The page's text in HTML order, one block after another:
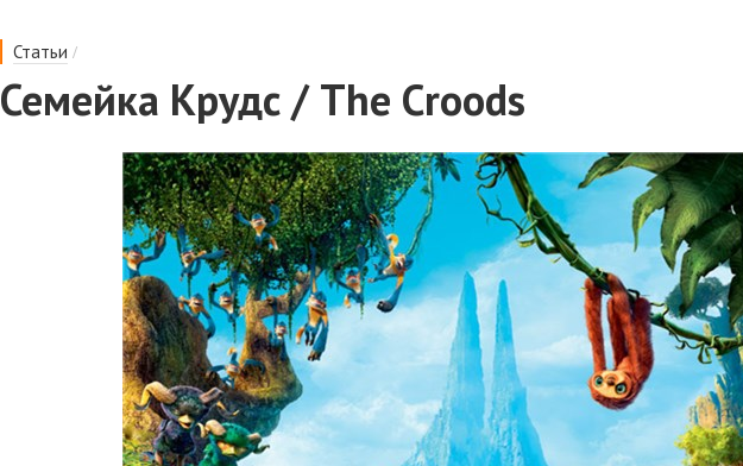
Статьи /
Семейка Крудс / The Croods